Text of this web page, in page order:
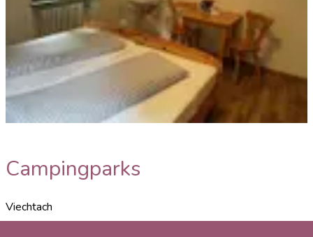
Campingparks
Viechtach